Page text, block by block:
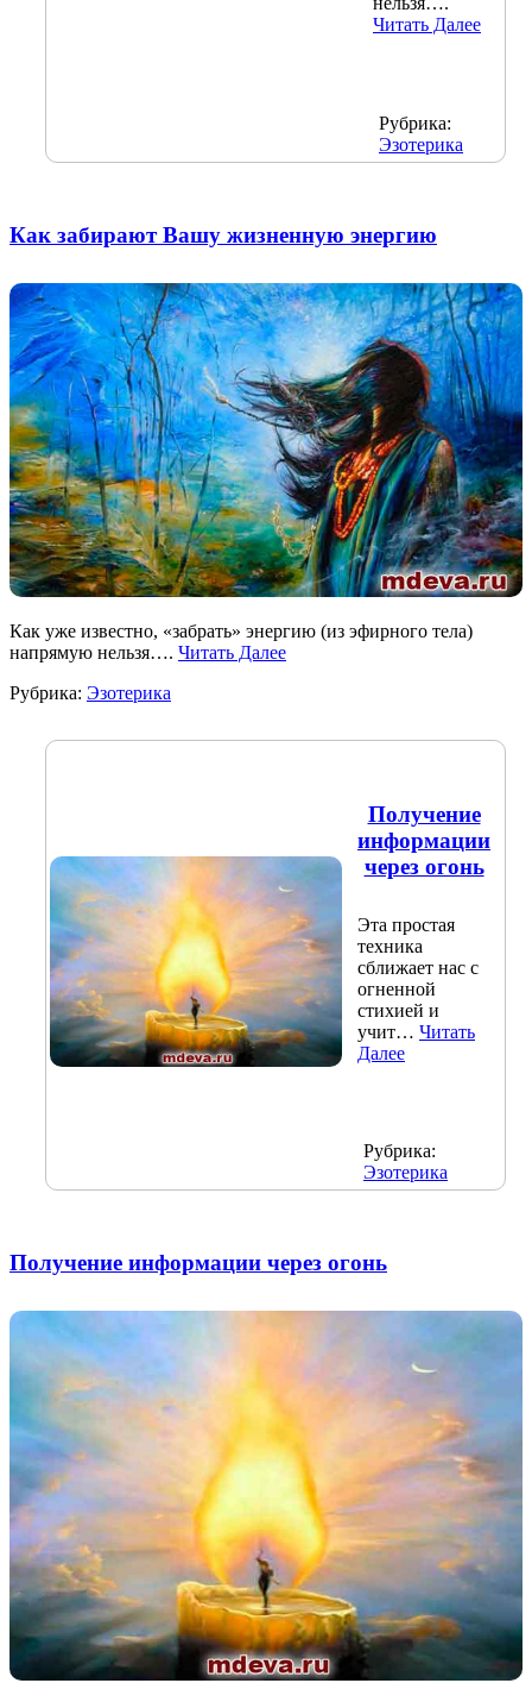
Читать Далее
Рубрика:
Эзотерика
Как забирают Вашу жизненную энергию
Как уже известно, «забрать» энергию (из эфирного тела)
напрямую нельзя…. Читать Далее
Рубрика: Эзотерика
Получение
информации
через огонь
Эта простая
техника
сближает нас с
огненной
стихией и
учит… Читать
Далее
Рубрика:
Эзотерика
Получение информации через огонь